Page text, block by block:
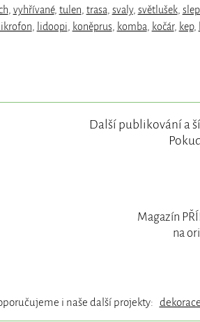
vyhřívané, tulen trasa svaly, světlušek,
lidoopi koněprus komba kočár, kep,
Další publikování a
Magazín
na
i naše další projekty: dekorace